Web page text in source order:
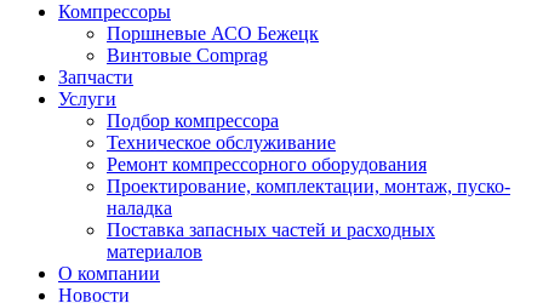
Компрессоры
Поршневые АСО Бежецк
Винтовые Comprag
Запчасти
Услуги
Подбор компрессора
Техническое обслуживание
Ремонт компрессорного оборудования
Проектирование, комплектации, монтаж, пуско-
наладка
Поставка запасных частей и расходных
материалов
О компании
Новости